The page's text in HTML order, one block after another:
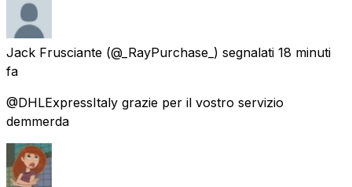
Jack Frusciante (@_RayPurchase_) segnalati 18 minuti
fa
@DHLExpressItaly grazie per il vostro servizio
demmerda